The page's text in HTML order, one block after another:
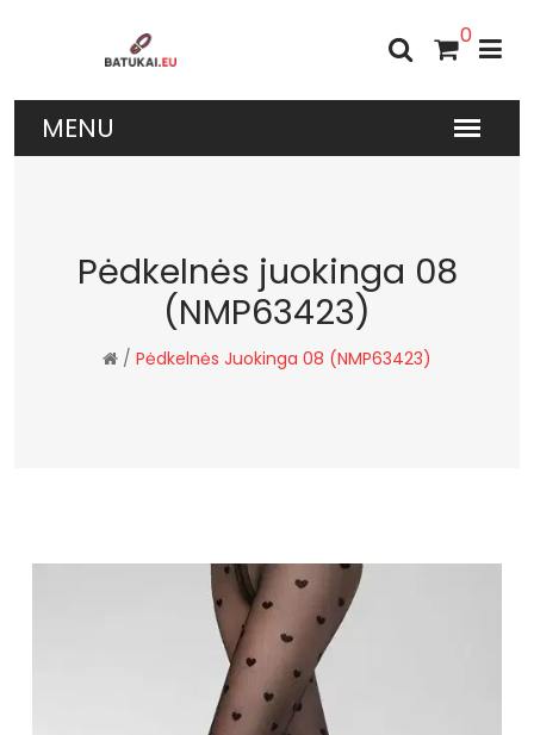
0
Pėdkelnės juokinga 08
(NMP63423)
/ Pėdkelnės Juokinga 08 (NMP63423)